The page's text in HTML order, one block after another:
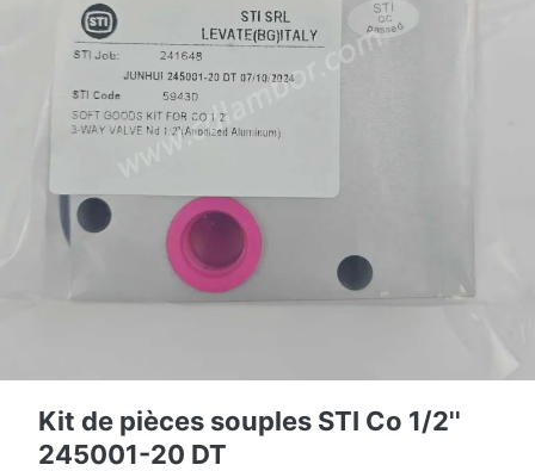
Kit de pièces souples STI Co 1/2''
245001-20 DT